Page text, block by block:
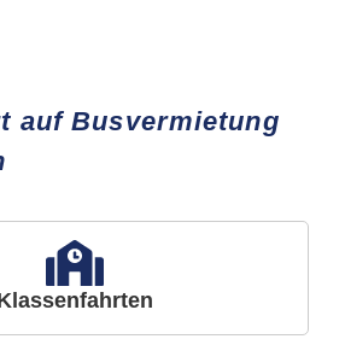
auf Busvermietung